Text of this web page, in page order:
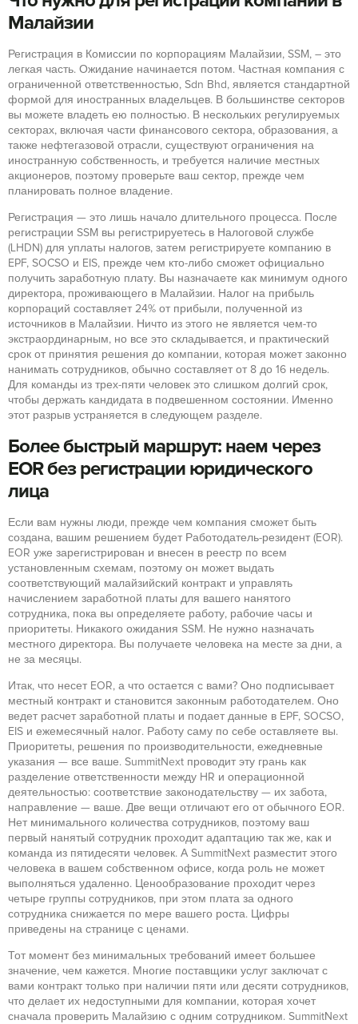
Малайзии
Регистрация в Комиссии по корпорациям Малайзии, SSM, – это
легкая часть. Ожидание начинается потом. Частная компания с
ограниченной ответственностью, Sdn Bhd, является стандартной
формой для иностранных владельцев. В большинстве секторов
вы можете владеть ею полностью. В нескольких регулируемых
секторах, включая части финансового сектора, образования, а
также нефтегазовой отрасли, существуют ограничения на
иностранную собственность, и требуется наличие местных
акционеров, поэтому проверьте ваш сектор, прежде чем
планировать полное владение.
Регистрация — это лишь начало длительного процесса. После
регистрации SSM вы регистрируетесь в Налоговой службе
(LHDN) для уплаты налогов, затем регистрируете компанию в
EPF, SOCSO и EIS, прежде чем кто-либо сможет официально
получить заработную плату. Вы назначаете как минимум одного
директора, проживающего в Малайзии. Налог на прибыль
корпораций составляет 24% от прибыли, полученной из
источников в Малайзии. Ничто из этого не является чем-то
экстраординарным, но все это складывается, и практический
срок от принятия решения до компании, которая может законно
нанимать сотрудников, обычно составляет от 8 до 16 недель.
Для команды из трех-пяти человек это слишком долгий срок,
чтобы держать кандидата в подвешенном состоянии. Именно
этот разрыв устраняется в следующем разделе.
Более быстрый маршрут: наем через
EOR без регистрации юридического
лица
Если вам нужны люди, прежде чем компания сможет быть
создана, вашим решением будет Работодатель-резидент (EOR).
EOR уже зарегистрирован и внесен в реестр по всем
установленным схемам, поэтому он может выдать
соответствующий малайзийский контракт и управлять
начислением заработной платы для вашего нанятого
сотрудника, пока вы определяете работу, рабочие часы и
приоритеты. Никакого ожидания SSM. Не нужно назначать
местного директора. Вы получаете человека на месте за дни, а
не за месяцы.
Итак, что несет EOR, а что остается с вами? Оно подписывает
местный контракт и становится законным работодателем. Оно
ведет расчет заработной платы и подает данные в EPF, SOCSO,
EIS и ежемесячный налог. Работу саму по себе оставляете вы.
Приоритеты, решения по производительности, ежедневные
указания — все ваше. SummitNext проводит эту грань как
разделение ответственности между HR и операционной
деятельностью: соответствие законодательству — их забота,
направление — ваше. Две вещи отличают его от обычного EOR.
Нет минимального количества сотрудников, поэтому ваш
первый нанятый сотрудник проходит адаптацию так же, как и
команда из пятидесяти человек. А SummitNext разместит этого
человека в вашем собственном офисе, когда роль не может
выполняться удаленно. Ценообразование проходит через
четыре группы сотрудников, при этом плата за одного
сотрудника снижается по мере вашего роста. Цифры
приведены на странице с ценами.
Тот момент без минимальных требований имеет большее
значение, чем кажется. Многие поставщики услуг заключат с
вами контракт только при наличии пяти или десяти сотрудников,
что делает их недоступными для компании, которая хочет
сначала проверить Малайзию с одним сотрудником. SummitNext